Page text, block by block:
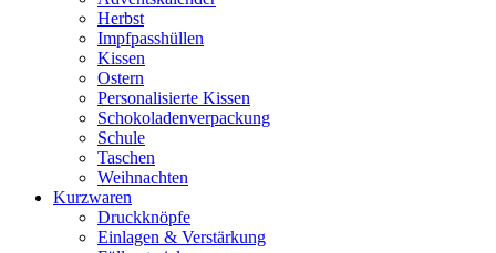
Herbst
Impfpasshüllen
Kissen
Ostern
Personalisierte Kissen
Schokoladenverpackung
Schule
Taschen
Weihnachten
Kurzwaren
Druckknöpfe
Einlagen & Verstärkung